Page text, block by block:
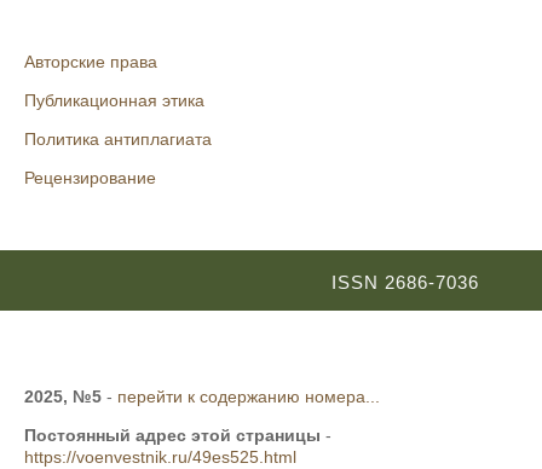
Авторские права
Публикационная этика
Политика антиплагиата
Рецензирование
ISSN 2686-7036
2025, №5 - перейти к содержанию номера...
Постоянный адрес этой страницы -
https://voenvestnik.ru/49es525.html